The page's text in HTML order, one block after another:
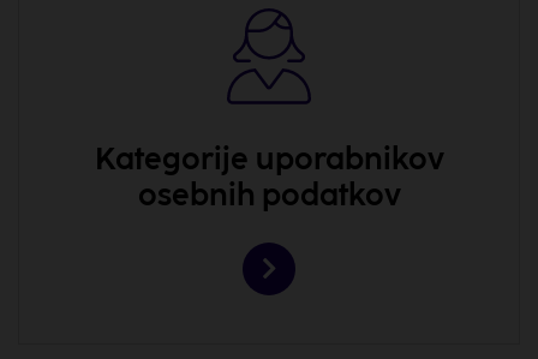
Kategorije uporabnikov
osebnih podatkov